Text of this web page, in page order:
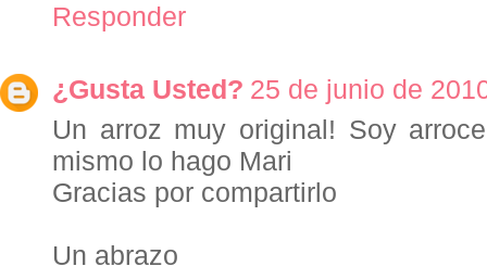
Responder
¿Gusta Usted? 25 de junio de
Un arroz muy original! Soy
mismo lo hago Mari
Gracias por compartirlo
Un abrazo